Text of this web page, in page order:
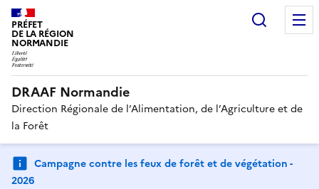
PRÉFET
DE LA RÉGION
NORMANDIE
DRAAF Normandie
Direction Régionale de l’Alimentation, de l’Agriculture et de
la Forêt
Campagne contre les feux de forêt et de végétation -
2026